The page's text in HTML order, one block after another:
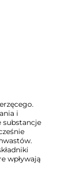
i
substancje
wpływają